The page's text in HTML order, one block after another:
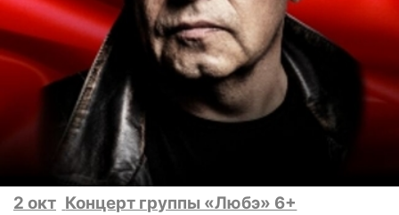
2 окт Концерт группы «Любэ» 6+